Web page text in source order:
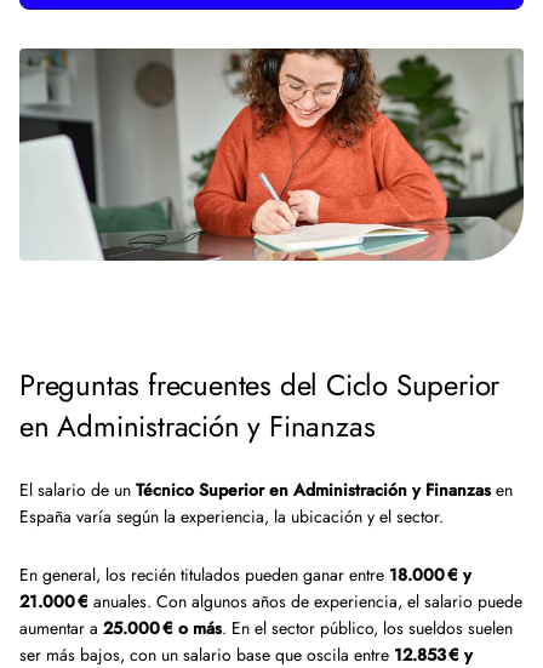
Preguntas frecuentes del Ciclo Superior
en Administración y Finanzas
El salario de un Técnico Superior en Administración y Finanzas en
España varía según la experiencia, la ubicación y el sector.
En general, los recién titulados pueden ganar entre 18.000 € y
21.000 € anuales. Con algunos años de experiencia, el salario puede
aumentar a 25.000 € o más. En el sector público, los sueldos suelen
ser más bajos, con un salario base que oscila entre 12.853 € y